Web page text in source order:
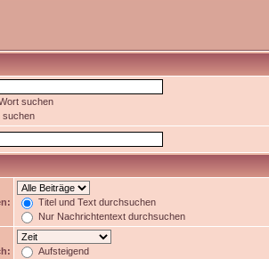
suchen
suchen
Titel und Text durchsuchen
Nur Nachrichtentext durchsuchen
Aufsteigend